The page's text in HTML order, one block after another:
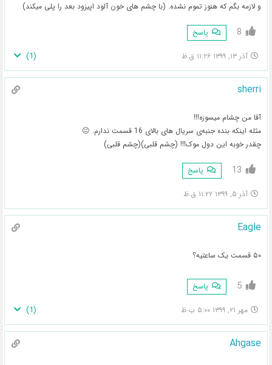
و لازمه بگم که هنوز تموم نشده. (با چشم های خون آلود اپیزود بعد را پلی میکند)
8 پاسخ
آذر ۱۳, ۱۳۹۹ ۱۱:۲۶ ق.ظ (
1
)
sherri
آقا من چشام میسوزه!!!
مثله اینکه بنده جنبه‌ی سریال های بالای 16 قسمت ندارم. 😐
چقدر خوبه این دول موک!!! (چشم قلبی)(چشم قلبی)
13 پاسخ
آذر ۵, ۱۳۹۹ ۱۱:۲۲ ق.ظ
Eagle
۵۰ قسمت یک ساعتیه؟
5 پاسخ
مهر ۲۱, ۱۳۹۹ ۵:۰۰ ب.ظ (
1
)
Ahgase